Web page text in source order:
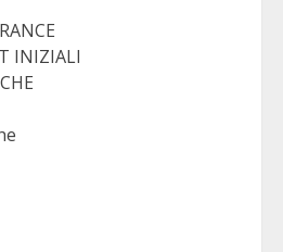
INIZIALI